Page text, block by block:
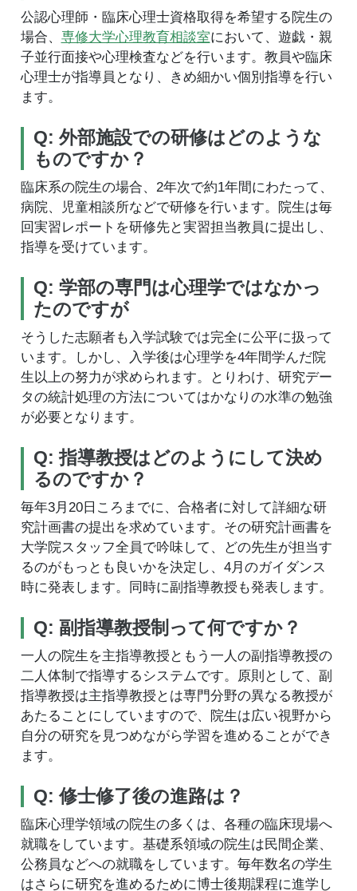
公認心理師・臨床心理士資格取得を希望する院生の
場合、 専修大学心理教育相談室において、遊戯・親
子並行面接や心理検査などを行います。教員や臨床
心理士が指導員となり、きめ細かい個別指導を行い
ます。
Q: 外部施設での研修はどのような
ものですか？
臨床系の院生の場合、2年次で約1年間にわたって、
病院、児童相談所などで研修を行います。院生は毎
回実習レポートを研修先と実習担当教員に提出し、
指導を受けています。
Q: 学部の専門は心理学ではなかっ
たのですが
そうした志願者も入学試験では完全に公平に扱って
います。しかし、入学後は心理学を4年間学んだ院
生以上の努力が求められます。とりわけ、研究デー
タの統計処理の方法についてはかなりの水準の勉強
が必要となります。
Q: 指導教授はどのようにして決め
るのですか？
毎年3月20日ころまでに、合格者に対して詳細な研
究計画書の提出を求めています。その研究計画書を
大学院スタッフ全員で吟味して、どの先生が担当す
るのがもっとも良いかを決定し、4月のガイダンス
時に発表します。同時に副指導教授も発表します。
Q: 副指導教授制って何ですか？
一人の院生を主指導教授ともう一人の副指導教授の
二人体制で指導するシステムです。原則として、副
指導教授は主指導教授とは専門分野の異なる教授が
あたることにしていますので、院生は広い視野から
自分の研究を見つめながら学習を進めることができ
ます。
Q: 修士修了後の進路は？
臨床心理学領域の院生の多くは、各種の臨床現場へ
就職をしています。基礎系領域の院生は民間企業、
公務員などへの就職をしています。毎年数名の学生
はさらに研究を進めるために博士後期課程に進学し